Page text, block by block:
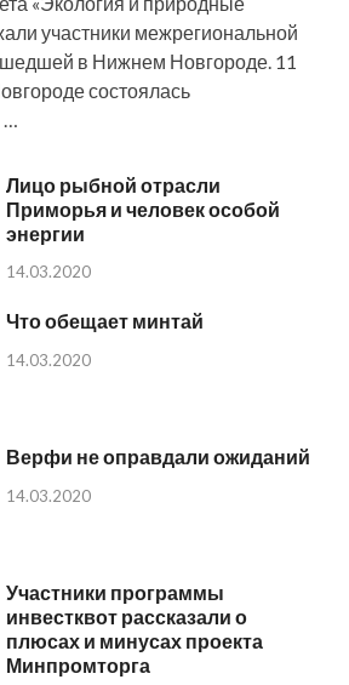
участники межрегиональной
в Нижнем Новгороде. 11
состоялась
Лицо рыбной отрасли
Приморья и человек особой
энергии
14.03.2020
Что обещает минтай
14.03.2020
Верфи не оправдали ожиданий
14.03.2020
Участники программы
инвестквот рассказали о
плюсах и минусах проекта
Минпромторга